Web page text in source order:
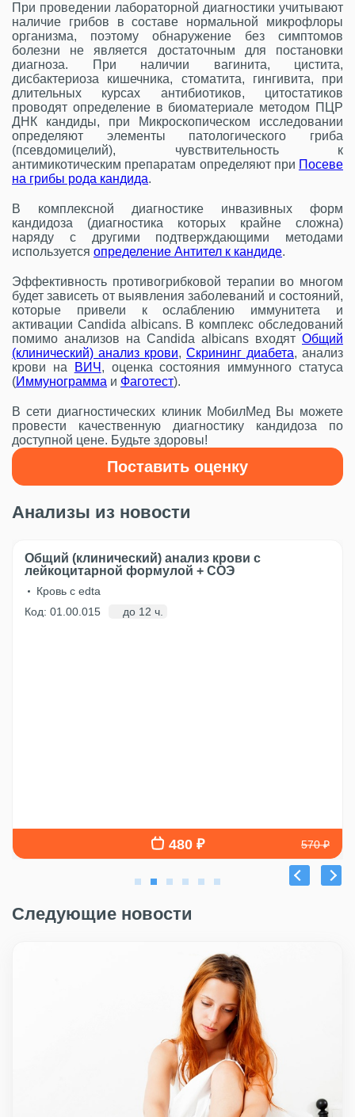
При проведении лабораторной диагностики учитывают
наличие грибов в составе нормальной микрофлоры
организма, поэтому обнаружение без симптомов
болезни не является достаточным для постановки
диагноза. При наличии вагинита, цистита,
дисбактериоза кишечника, стоматита, гингивита, при
длительных курсах антибиотиков, цитостатиков
проводят определение в биоматериале методом ПЦР
ДНК кандиды, при Микроскопическом исследовании
определяют элементы патологического гриба
(псевдомицелий), чувствительность к
антимикотическим препаратам определяют при Посеве
на грибы рода кандида.
В комплексной диагностике инвазивных форм
кандидоза (диагностика которых крайне сложна)
наряду с другими подтверждающими методами
используется определение Антител к кандиде.
Эффективность противогрибковой терапии во многом
будет зависеть от выявления заболеваний и состояний,
которые привели к ослаблению иммунитета и
активации Candida albicans. В комплекс обследований
помимо анализов на Candida albicans входят Общий
(клинический) анализ крови, Скрининг диабета, анализ
крови на
ВИЧ , оценка состояния иммунного статуса
(Иммунограмма и Фаготест).
В сети диагностических клиник МобилМед Вы можете
провести качественную диагностику кандидоза по
доступной цене. Будьте здоровы!
Поставить оценку
Анализы из новости
Общий (клинический) анализ крови с
лейкоцитарной формулой + COЭ
Кровь с edta
Код: 01.00.015
до 12 ч.
480 ₽ 570 ₽
Следующие новости